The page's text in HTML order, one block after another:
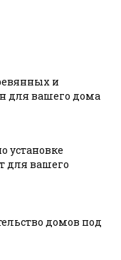
и
для вашего дома
установке
для вашего
домов под